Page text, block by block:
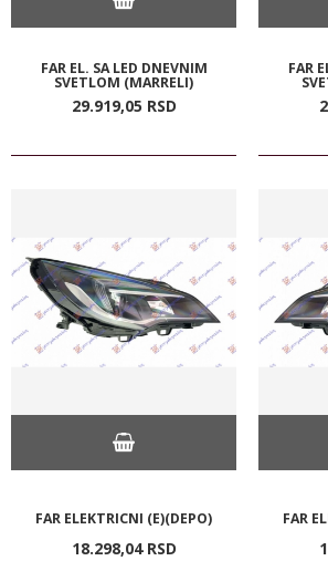
FAR EL. SA LED DNEVNIM
SVETLOM (MARRELI)
29.919,05 RSD
FAR
FAR ELEKTRICNI (E)(DEPO)
18.298,04 RSD
FAR